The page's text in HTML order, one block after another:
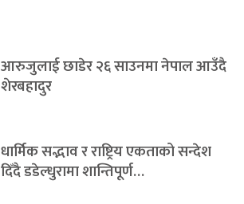
आरुजुलाई छाडेर २६ साउनमा नेपाल आउँदै
शेरबहादुर
धार्मिक सद्भाव र राष्ट्रिय एकताको सन्देश
दिँदै डडेल्धुरामा शान्तिपूर्ण…